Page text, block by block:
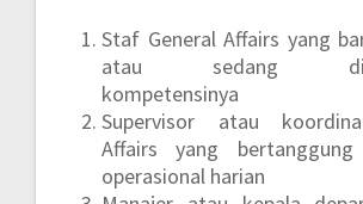
Staf General Affairs yang
atau sedang
kompetensinya
Supervisor atau
Affairs yang
operasional harian